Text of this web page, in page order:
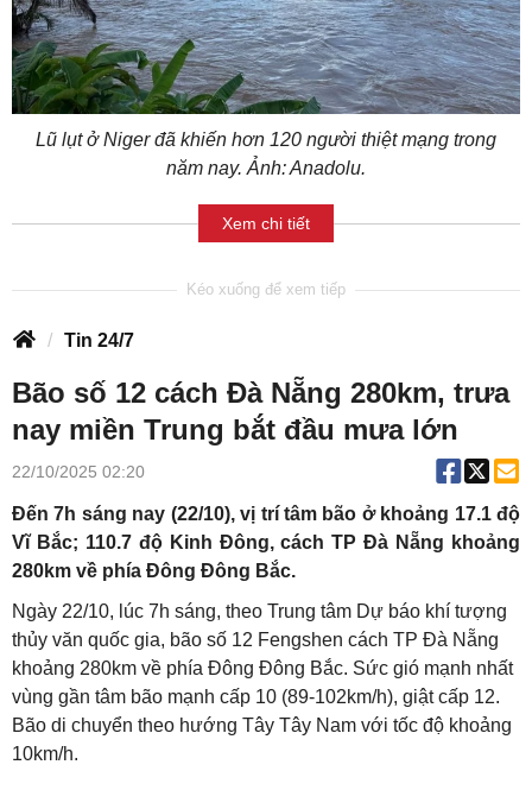
Lũ lụt ở Niger đã khiến hơn 120 người thiệt mạng trong
năm nay. Ảnh: Anadolu.
Xem chi tiết
Tin 24/7
Bão số 12 cách Đà Nẵng 280km, trưa
nay miền Trung bắt đầu mưa lớn
22/10/2025 02:20
Đến 7h sáng nay (22/10), vị trí tâm bão ở khoảng 17.1 độ
Vĩ Bắc; 110.7 độ Kinh Đông, cách TP Đà Nẵng khoảng
280km về phía Đông Đông Bắc.
Ngày 22/10, lúc 7h sáng, theo Trung tâm Dự báo khí tượng
thủy văn quốc gia, bão số 12 Fengshen cách TP Đà Nẵng
khoảng 280km về phía Đông Đông Bắc. Sức gió mạnh nhất
vùng gần tâm bão mạnh cấp 10 (89-102km/h), giật cấp 12.
Bão di chuyển theo hướng Tây Tây Nam với tốc độ khoảng
10km/h.